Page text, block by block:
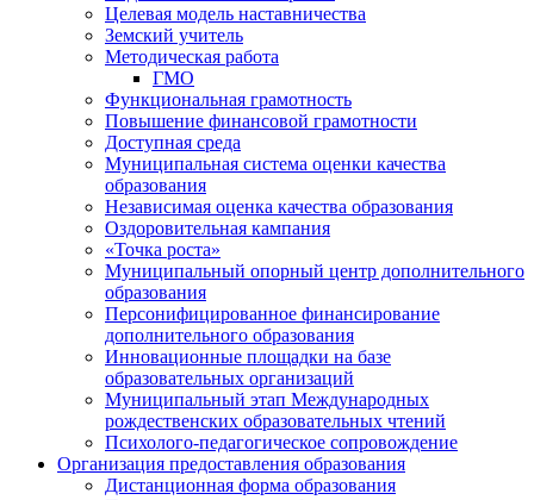
Целевая модель наставничества
Земский учитель
Методическая работа
ГМО
Функциональная грамотность
Повышение финансовой грамотности
Доступная среда
Муниципальная система оценки качества
образования
Независимая оценка качества образования
Оздоровительная кампания
«Точка роста»
Муниципальный опорный центр дополнительного
образования
Персонифицированное финансирование
дополнительного образования
Инновационные площадки на базе
образовательных организаций
Муниципальный этап Международных
рождественских образовательных чтений
Психолого-педагогическое сопровождение
Организация предоставления образования
Дистанционная форма образования